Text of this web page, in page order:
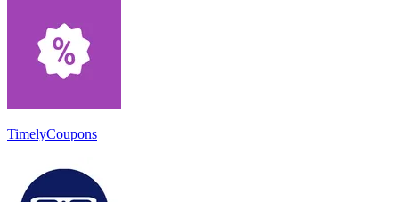
TimelyCoupons